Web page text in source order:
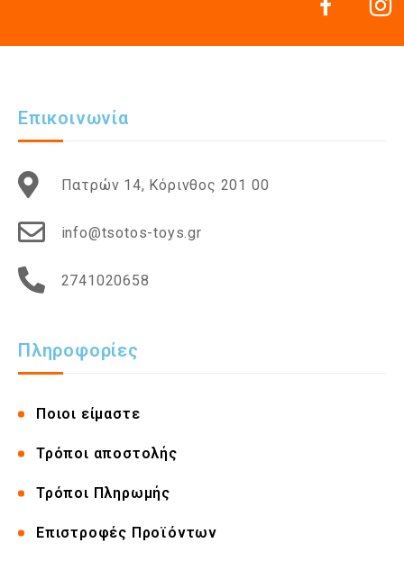
Επικοινωνία
Πατρών 14, Κόρινθος 201 00
info@tsotos-toys.gr
2741020658
Πληροφορίες
Ποιοι είμαστε
Τρόποι αποστολής
Τρόποι Πληρωμής
Επιστροφές Προϊόντων